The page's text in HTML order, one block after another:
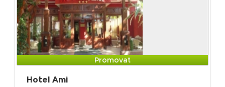
Promovat
Hotel Ami